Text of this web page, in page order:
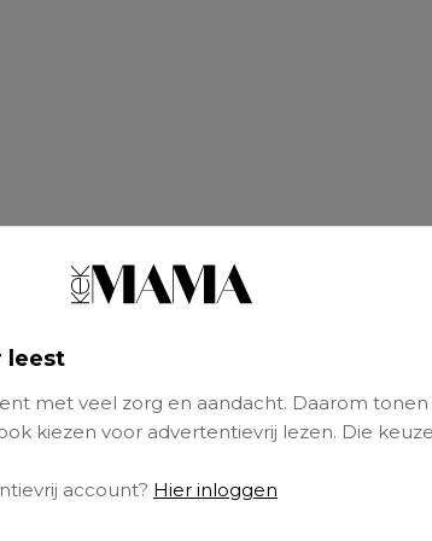
leest
met veel zorg en aandacht. Daarom tonen
kiezen voor advertentievrij lezen. Die
account? Hier inloggen